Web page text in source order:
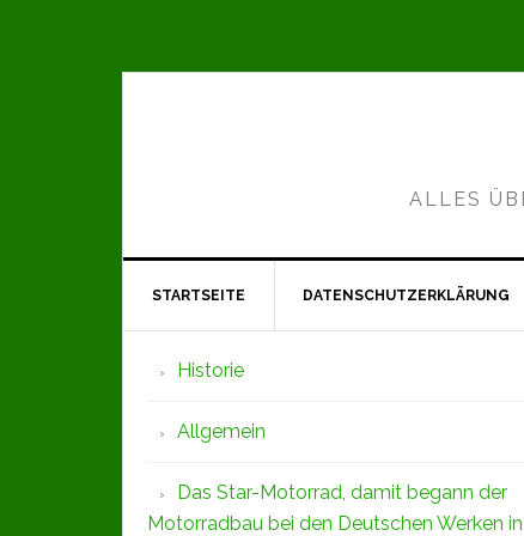
ALLES
STARTSEITE DATENSCHUTZERKLÄRUNG
Seitenspalte
Historie
Allgemein
Das Star-Motorrad, damit begann der
Motorradbau bei den Deutschen Werken in